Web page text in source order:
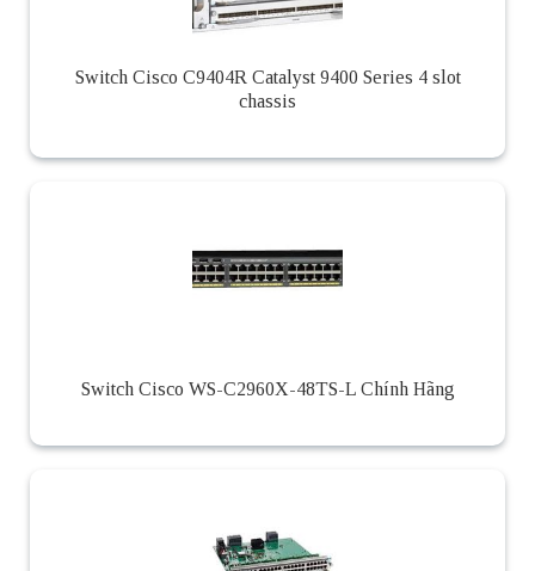
Switch Cisco C9404R Catalyst 9400 Series 4 slot
chassis
Switch Cisco WS-C2960X-48TS-L Chính Hãng